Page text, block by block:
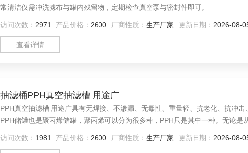
常清洁仅需冲洗滤布与罐内残留物，定期检查真空泵与密封件即可。
访问次数： 2971 产品价格： 2600 厂商性质： 生产厂家 更新日期： 2026-08-
查看详情
抽滤桶PPH真空抽滤槽 用途广
PPH真空抽滤槽 用途广具有无焊接、不渗漏、无毒性、重量轻、抗老化、抗冲击
PPH储罐也是聚丙烯储罐，聚丙烯可以分为很多种，PPH只是其中一种。无论是
访问次数： 1981 产品价格： 2600 厂商性质： 生产厂家 更新日期： 2026-08-